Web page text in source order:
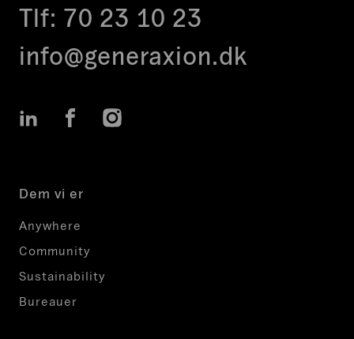
Tlf: 70 23 10 23
info@generaxion.dk
LinkedInFacebookInstagram
Dem vi er
Anywhere
Community
Sustainability
Bureauer